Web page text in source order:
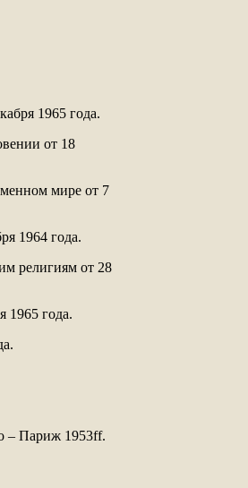
1965 года.
от 18
мире от 7
1964 года.
религиям от 28
1965 года.
– Париж 1953ff.